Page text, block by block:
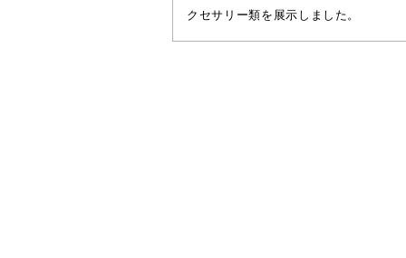
クセサリー類を展示しました。